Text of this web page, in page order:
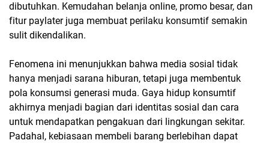
dibutuhkan. Kemudahan belanja online, promo besar, dan
fitur paylater juga membuat perilaku konsumtif semakin
sulit dikendalikan.
Fenomena ini menunjukkan bahwa media sosial tidak
hanya menjadi sarana hiburan, tetapi juga membentuk
pola konsumsi generasi muda. Gaya hidup konsumtif
akhirnya menjadi bagian dari identitas sosial dan cara
untuk mendapatkan pengakuan dari lingkungan sekitar.
Padahal, kebiasaan membeli barang berlebihan dapat